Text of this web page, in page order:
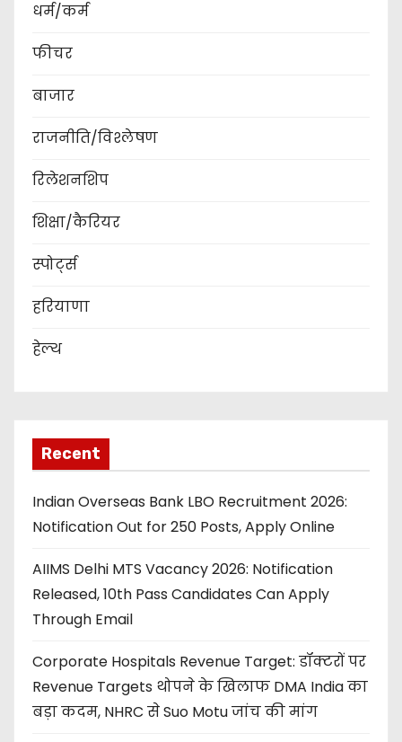
धर्म/कर्म
फीचर
बाजार
राजनीति/विश्लेषण
रिलेशनशिप
शिक्षा/कैरियर
स्पोर्ट्स
हरियाणा
हेल्थ
Recent
Indian Overseas Bank LBO Recruitment 2026:
Notification Out for 250 Posts, Apply Online
AIIMS Delhi MTS Vacancy 2026: Notification
Released, 10th Pass Candidates Can Apply
Through Email
Corporate Hospitals Revenue Target: डॉक्टरों पर
Revenue Targets थोपने के खिलाफ DMA India का
बड़ा कदम, NHRC से Suo Motu जांच की मांग